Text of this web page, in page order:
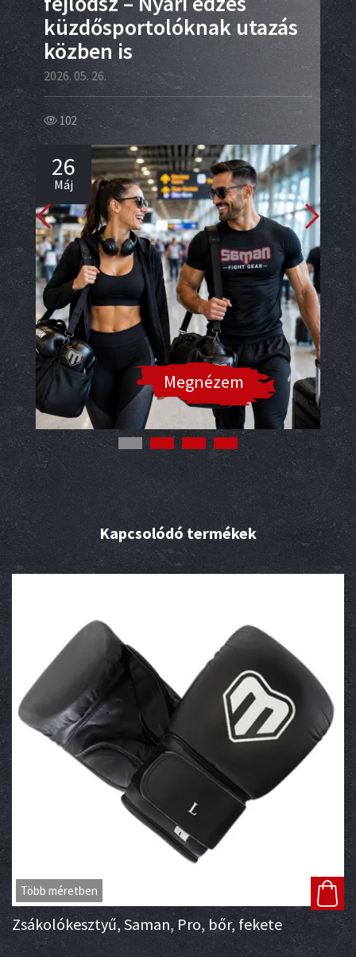
Megnézem
küzdősportolóknak utazás
közben is
2026. 05. 26.
102
26
Máj
45
Kapcsolódó termékek
Több méretben
Zsákolókesztyű, Saman, Pro, bőr, fekete